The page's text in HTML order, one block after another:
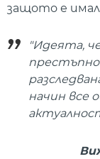
защото е имал
"Идеята,
начин все